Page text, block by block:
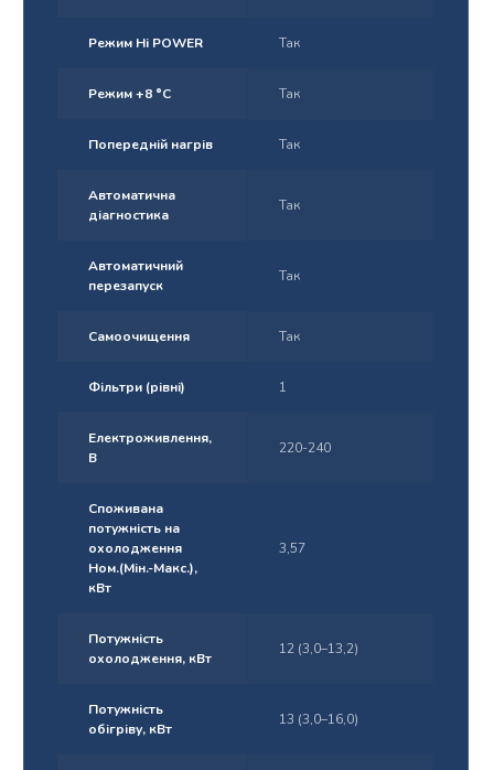
Режим Hi POWER Так
Режим +8 °С Так
Попередній нагрів Так
Автоматична
діагностика
Так
Автоматичний
перезапуск
Так
Самоочищення Так
Фільтри (рівні) 1
Електроживлення,
В
220-240
Споживана
потужність на
охолодження
Ном.(Мін.-Макс.),
кВт
3,57
Потужність
охолодження, кВт
12 (3,0–13,2)
Потужність
обігріву, кВт
13 (3,0–16,0)